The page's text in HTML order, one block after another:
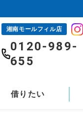
湘南モールフィル店
0120-989-
655
借りたい